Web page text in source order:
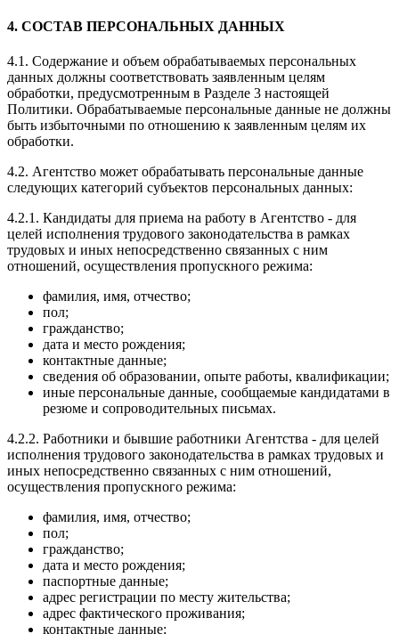
4. СОСТАВ ПЕРСОНАЛЬНЫХ ДАННЫХ
4.1. Содержание и объем обрабатываемых персональных
данных должны соответствовать заявленным целям
обработки, предусмотренным в Разделе 3 настоящей
Политики. Обрабатываемые персональные данные не должны
быть избыточными по отношению к заявленным целям их
обработки.
4.2. Агентство может обрабатывать персональные данные
следующих категорий субъектов персональных данных:
4.2.1. Кандидаты для приема на работу в Агентство - для
целей исполнения трудового законодательства в рамках
трудовых и иных непосредственно связанных с ним
отношений, осуществления пропускного режима:
фамилия, имя, отчество;
пол;
гражданство;
дата и место рождения;
контактные данные;
сведения об образовании, опыте работы, квалификации;
иные персональные данные, сообщаемые кандидатами в
резюме и сопроводительных письмах.
4.2.2. Работники и бывшие работники Агентства - для целей
исполнения трудового законодательства в рамках трудовых и
иных непосредственно связанных с ним отношений,
осуществления пропускного режима:
фамилия, имя, отчество;
пол;
гражданство;
дата и место рождения;
паспортные данные;
адрес регистрации по месту жительства;
адрес фактического проживания;
контактные данные;